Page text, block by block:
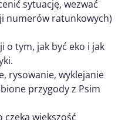
sytuację, wezwać
numerów ratunkowych)
o tym, jak być eko i jak
rysowanie, wyklejanie
przygody z Psim
czeka większość